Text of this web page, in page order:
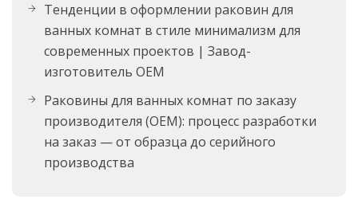
Тенденции в оформлении раковин для
ванных комнат в стиле минимализм для
современных проектов | Завод-
изготовитель OEM
Раковины для ванных комнат по заказу
производителя (OEM): процесс разработки
на заказ — от образца до серийного
производства